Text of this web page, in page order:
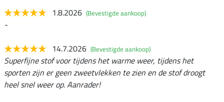
1.8.2026 (Bevestigde aankoop)
-
14.7.2026 (Bevestigde aankoop)
Superfijne stof voor tijdens het warme weer, tijdens het
sporten zijn er geen zweetvlekken te zien en de stof droogt
heel snel weer op. Aanrader!